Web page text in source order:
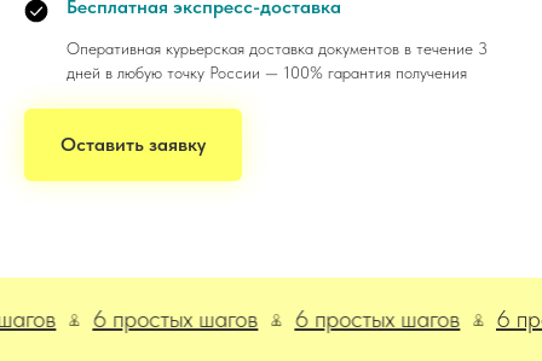
Бесплатная экспресс-доставка
Оперативная курьерская доставка документов в течение 3
дней в любую точку России — 100% гарантия получения
Оставить заявку
6 простых шагов 6 простых шагов 6